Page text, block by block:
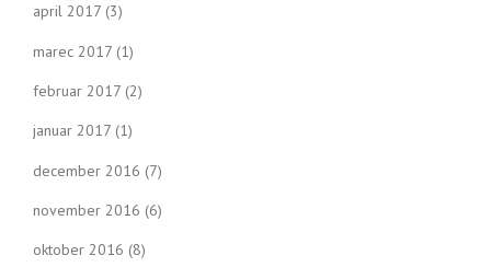
april 2017 (3)
marec 2017 (1)
februar 2017 (2)
januar 2017 (1)
december 2016 (7)
november 2016 (6)
oktober 2016 (8)